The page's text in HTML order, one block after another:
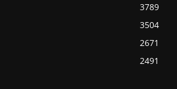
3789
3504
2671
2491